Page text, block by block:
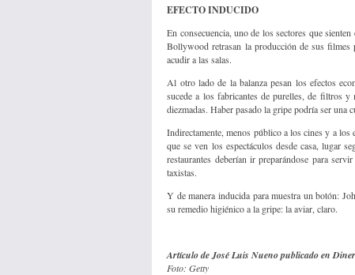
EFECTO INDUCIDO
En consecuencia, uno de los sectores que
Bollywood retrasan la producción de sus filmes
acudir a las salas.
Al otro lado de la balanza pesan los efectos
sucede a los fabricantes de purelles, de filtros y
diezmadas. Haber pasado la gripe podría ser una
Indirectamente, menos público a los cines y a los
que se ven los espectáculos desde casa, lugar
restaurantes deberían ir preparándose para
taxistas.
Y de manera inducida para muestra un botón:
su remedio higiénico a la gripe: la aviar, claro.
Artículo de José Luis Nueno publicado en
Foto: Getty